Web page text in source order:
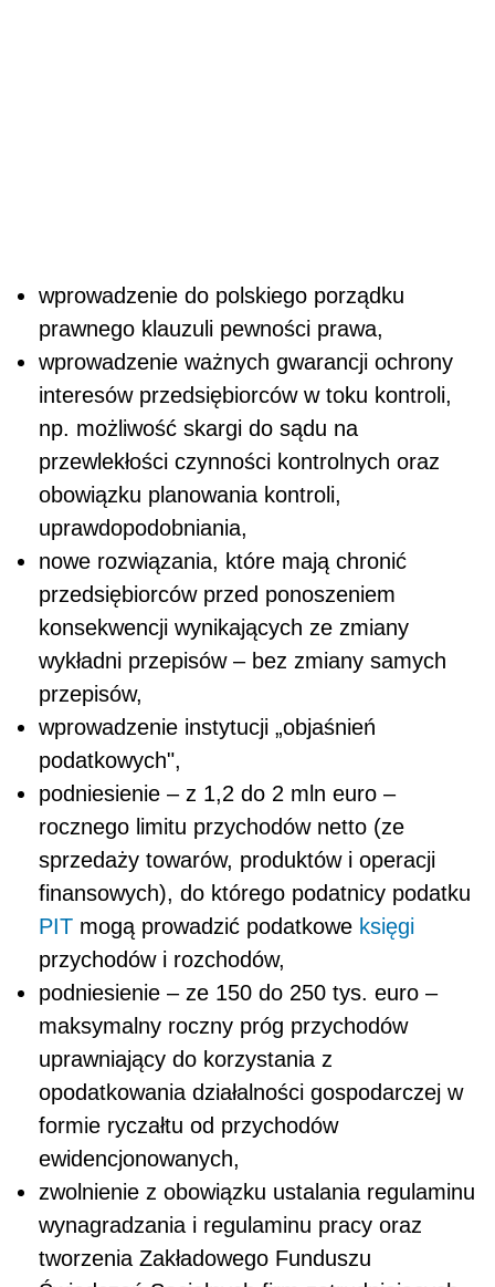
wprowadzenie do polskiego porządku
prawnego klauzuli pewności prawa,
wprowadzenie ważnych gwarancji ochrony
interesów przedsiębiorców w toku kontroli,
np. możliwość skargi do sądu na
przewlekłości czynności kontrolnych oraz
obowiązku planowania kontroli,
uprawdopodobniania,
nowe rozwiązania, które mają chronić
przedsiębiorców przed ponoszeniem
konsekwencji wynikających ze zmiany
wykładni przepisów – bez zmiany samych
przepisów,
wprowadzenie instytucji „objaśnień
podatkowych",
podniesienie – z 1,2 do 2 mln euro –
rocznego limitu przychodów netto (ze
sprzedaży towarów, produktów i operacji
finansowych), do którego podatnicy podatku
PIT mogą prowadzić podatkowe księgi
przychodów i rozchodów,
podniesienie – ze 150 do 250 tys. euro –
maksymalny roczny próg przychodów
uprawniający do korzystania z
opodatkowania działalności gospodarczej w
formie ryczałtu od przychodów
ewidencjonowanych,
zwolnienie z obowiązku ustalania regulaminu
wynagradzania i regulaminu pracy oraz
tworzenia Zakładowego Funduszu